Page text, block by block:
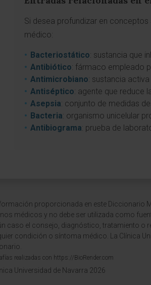
Si desea profundizar en
médico:
Bacteriostático: sustancia que
Antibiótico: fármaco empleado
Antimicrobiano: sustancia
Antiséptico: agente que reduce
Asepsia: conjunto de medidas
Bacteria: organismo unicelular
Antibiograma: prueba de
proporcionada en este Diccionario
médicos y no debe ser utilizada como
caso el consejo, diagnóstico, tratamiento o
condición o síntoma médico. La Clínica
realizadas con https://BioRender.com
Universidad de Navarra 2026